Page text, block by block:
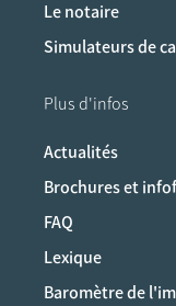
Le notaire
Simulateurs de
Plus d'infos
Actualités
Brochures et
FAQ
Lexique
Baromètre de